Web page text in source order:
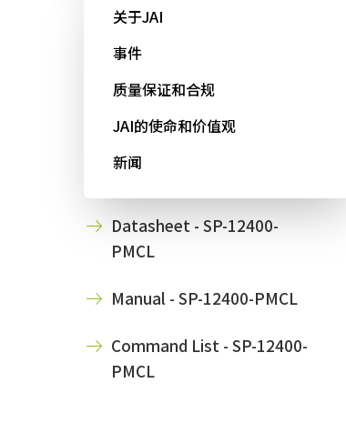
关于JAI
事件
质量保证和合规
JAI的使命和价值观
新闻
Sweep+系列
可用下载 SP-
Datasheet - SP-12400-
PMCL
Manual - SP-12400-PMCL
Command List - SP-12400-
PMCL